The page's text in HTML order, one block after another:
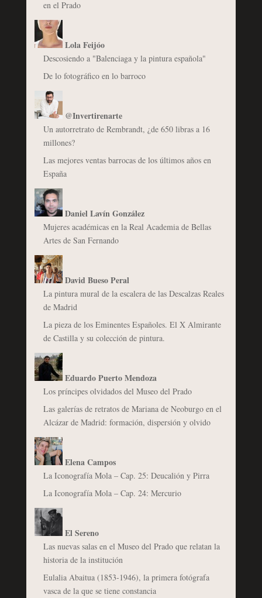
en el Prado
Lola Feijóo
Descosiendo a "Balenciaga y la pintura española"
De lo fotográfico en lo barroco
@Invertirenarte
Un autorretrato de Rembrandt, ¿de 650 libras a 16
millones?
Las mejores ventas barrocas de los últimos años en
España
Daniel Lavín González
Mujeres académicas en la Real Academia de Bellas
Artes de San Fernando
David Bueso Peral
La pintura mural de la escalera de las Descalzas Reales
de Madrid
La pieza de los Eminentes Españoles. El X Almirante
de Castilla y su colección de pintura.
Eduardo Puerto Mendoza
Los príncipes olvidados del Museo del Prado
Las galerías de retratos de Mariana de Neoburgo en el
Alcázar de Madrid: formación, dispersión y olvido
Elena Campos
La Iconografía Mola – Cap. 25: Deucalión y Pirra
La Iconografía Mola – Cap. 24: Mercurio
El Sereno
Las nuevas salas en el Museo del Prado que relatan la
historia de la institución
Eulalia Abaitua (1853-1946), la primera fotógrafa
vasca de la que se tiene constancia